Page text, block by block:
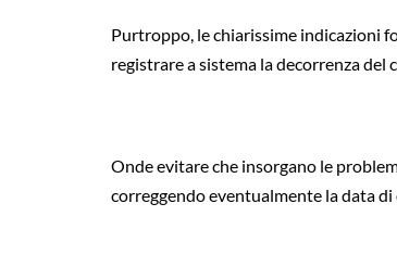
Purtroppo, le chiarissime indicazioni
registrare a sistema la decorrenza del
Onde evitare che insorgano le
correggendo eventualmente la data